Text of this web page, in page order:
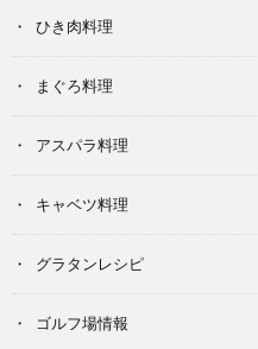
ひき肉料理
まぐろ料理
アスパラ料理
キャベツ料理
グラタンレシピ
ゴルフ場情報